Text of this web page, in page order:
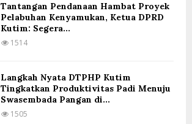
Tantangan Pendanaan Hambat Proyek
Pelabuhan Kenyamukan, Ketua DPRD
Kutim: Segera...
1514
Langkah Nyata DTPHP Kutim
Tingkatkan Produktivitas Padi Menuju
Swasembada Pangan di...
1505